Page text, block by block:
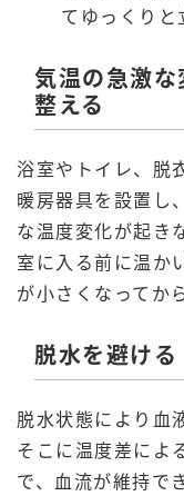
てゆっくりと
気温の急激
整える
浴室やトイレ、脱
暖房器具を設置し
な温度変化が起き
室に入る前に温か
が小さくなってか
脱水を避ける
脱水状態により血
そこに温度差によ
で、血流が維持で